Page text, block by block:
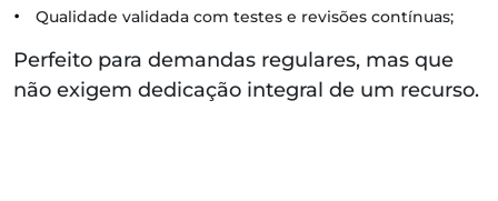
• Qualidade validada com testes e revisões contínuas;
Perfeito para demandas regulares, mas que
não exigem dedicação integral de um recurso.